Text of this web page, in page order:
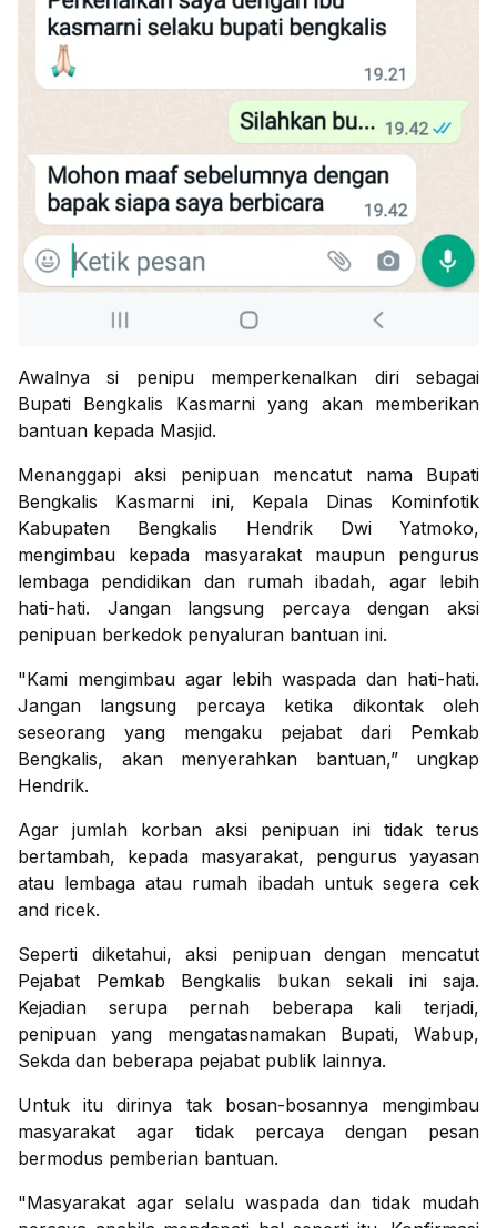
Awalnya si penipu memperkenalkan diri sebagai
Bupati Bengkalis Kasmarni yang akan memberikan
bantuan kepada Masjid.
Menanggapi aksi penipuan mencatut nama Bupati
Bengkalis Kasmarni ini, Kepala Dinas Kominfotik
Kabupaten Bengkalis Hendrik Dwi Yatmoko,
mengimbau kepada masyarakat maupun pengurus
lembaga pendidikan dan rumah ibadah, agar lebih
hati-hati. Jangan langsung percaya dengan aksi
penipuan berkedok penyaluran bantuan ini.
"Kami mengimbau agar lebih waspada dan hati-hati.
Jangan langsung percaya ketika dikontak oleh
seseorang yang mengaku pejabat dari Pemkab
Bengkalis, akan menyerahkan bantuan,” ungkap
Hendrik.
Agar jumlah korban aksi penipuan ini tidak terus
bertambah, kepada masyarakat, pengurus yayasan
atau lembaga atau rumah ibadah untuk segera cek
and ricek.
Seperti diketahui, aksi penipuan dengan mencatut
Pejabat Pemkab Bengkalis bukan sekali ini saja.
Kejadian serupa pernah beberapa kali terjadi,
penipuan yang mengatasnamakan Bupati, Wabup,
Sekda dan beberapa pejabat publik lainnya.
Untuk itu dirinya tak bosan-bosannya mengimbau
masyarakat agar tidak percaya dengan pesan
bermodus pemberian bantuan.
"Masyarakat agar selalu waspada dan tidak mudah